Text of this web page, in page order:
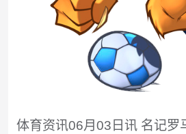
体育资讯06月03日讯 名记罗